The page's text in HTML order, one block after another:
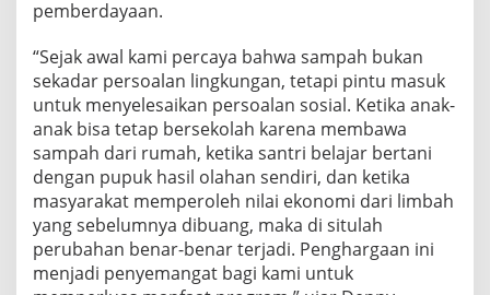
pemberdayaan.
“Sejak awal kami percaya bahwa sampah bukan
sekadar persoalan lingkungan, tetapi pintu masuk
untuk menyelesaikan persoalan sosial. Ketika anak-
anak bisa tetap bersekolah karena membawa
sampah dari rumah, ketika santri belajar bertani
dengan pupuk hasil olahan sendiri, dan ketika
masyarakat memperoleh nilai ekonomi dari limbah
yang sebelumnya dibuang, maka di situlah
perubahan benar-benar terjadi. Penghargaan ini
menjadi penyemangat bagi kami untuk